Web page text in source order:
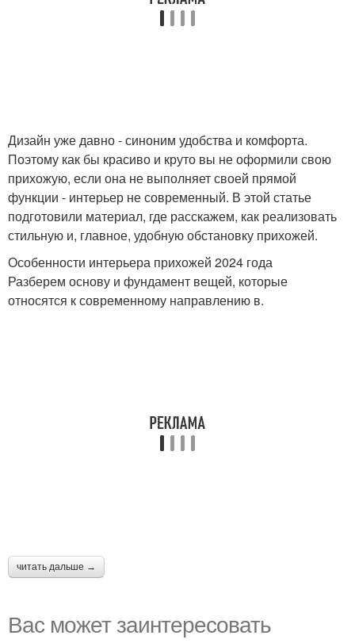
Дизайн уже давно - синоним удобства и комфорта.
Поэтому как бы красиво и круто вы не оформили свою
прихожую, если она не выполняет своей прямой
функции - интерьер не современный. В этой статье
подготовили материал, где расскажем, как реализовать
стильную и, главное, удобную обстановку прихожей.
Особенности интерьера прихожей 2024 года
Разберем основу и фундамент вещей, которые
относятся к современному направлению в.
читать дальше →
Вас может заинтересовать